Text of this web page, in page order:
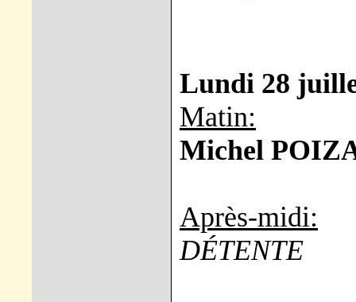
Lundi 28
Matin:
Michel
Après-midi:
DÉTENTE